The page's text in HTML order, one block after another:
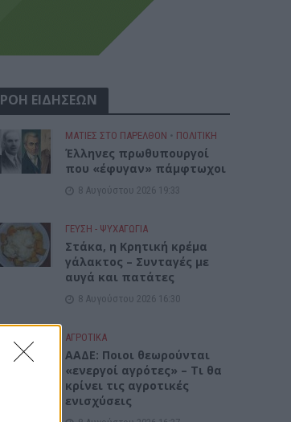
ΡΟΗ ΕΙΔΗΣΕΩΝ
ΜΑΤΙΕΣ ΣΤΟ ΠΑΡΕΛΘΟΝ • ΠΟΛΙΤΙΚΗ
Έλληνες πρωθυπουργοί
που «έφυγαν» πάμφτωχοι
8 Αυγούστου 2026 19:33
ΓΕΎΣΗ - ΨΥΧΑΓΩΓΊΑ
Στάκα, η Κρητική κρέμα
γάλακτος – Συνταγές με
αυγά και πατάτες
8 Αυγούστου 2026 16:30
ΑΓΡΟΤΙΚΑ
ΑΑΔΕ: Ποιοι θεωρούνται
«ενεργοί αγρότες» – Τι θα
κρίνει τις αγροτικές
ενισχύσεις